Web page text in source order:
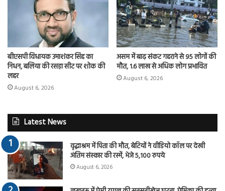
बीएसपी विधायक उमाशंकर सिंह का
निधन, बलिया की रसड़ा सीट पर शोक की
लहर
August 6, 2026
असम में बाढ़ संकट गहराने से 95 लोगों की
मौत, 1.6 लाख से अधिक लोग प्रभावित
August 6, 2026
Latest News
वृद्धाश्रम में पिता की मौत, बेटियों ने वीडियो कॉल पर देखी
अंतिम संस्कार की रस्में, भेजे 5,100 रुपये
August 6, 2026